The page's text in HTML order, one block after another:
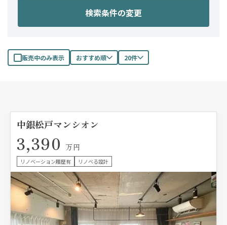
検索条件の変更
販売中のみ表示 おすすめ順 20件
中銀松戸マンシオン
3,390 万円
リノベーション履歴有 リノベる設計